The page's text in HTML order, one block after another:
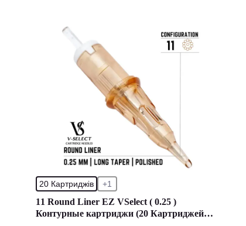
20 Картриджів +1
11 Round Liner EZ VSelect ( 0.25 )
Контурные картриджи (20 Картриджей